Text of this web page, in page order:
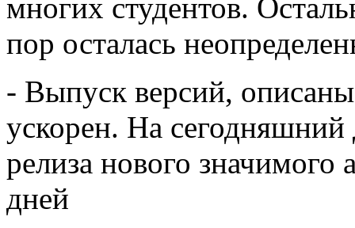
многих студентов.
пор осталась
- Выпуск версий,
ускорен. На сегодняшний
релиза нового значимого
дней